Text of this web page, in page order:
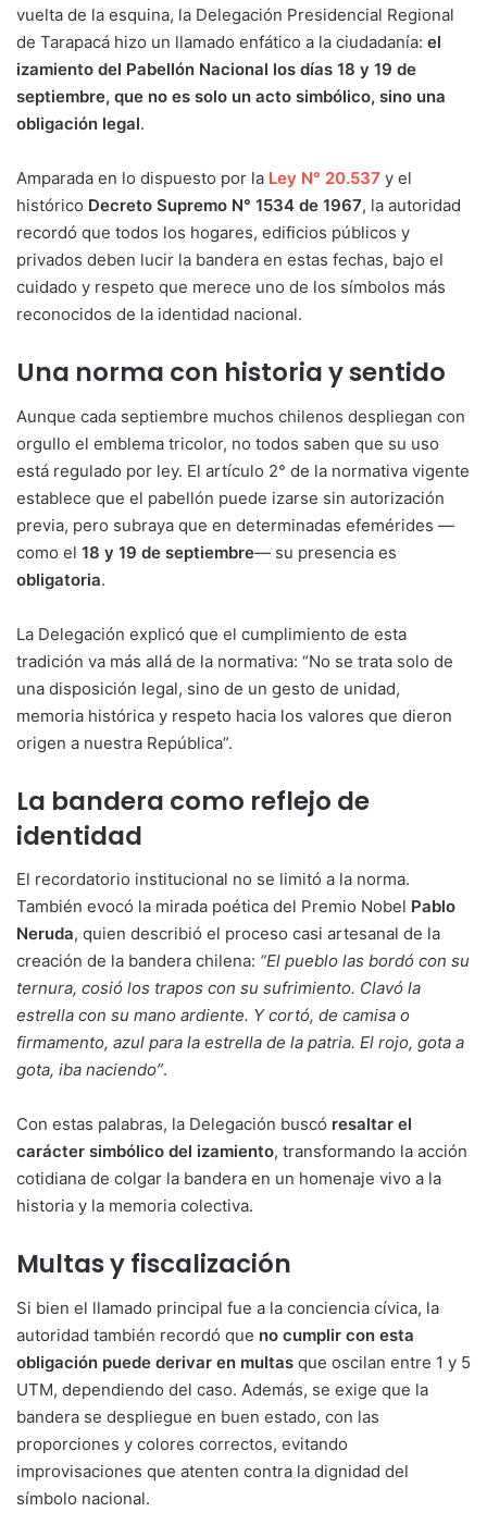
vuelta de la esquina, la Delegación Presidencial Regional
de Tarapacá hizo un llamado enfático a la ciudadanía: el
izamiento del Pabellón Nacional los días 18 y 19 de
septiembre, que no es solo un acto simbólico, sino una
obligación legal.
Amparada en lo dispuesto por la Ley N° 20.537 y el
histórico Decreto Supremo N° 1534 de 1967, la autoridad
recordó que todos los hogares, edificios públicos y
privados deben lucir la bandera en estas fechas, bajo el
cuidado y respeto que merece uno de los símbolos más
reconocidos de la identidad nacional.
Una norma con historia y sentido
Aunque cada septiembre muchos chilenos despliegan con
orgullo el emblema tricolor, no todos saben que su uso
está regulado por ley. El artículo 2° de la normativa vigente
establece que el pabellón puede izarse sin autorización
previa, pero subraya que en determinadas efemérides —
como el 18 y 19 de septiembre— su presencia es
obligatoria.
La Delegación explicó que el cumplimiento de esta
tradición va más allá de la normativa: “No se trata solo de
una disposición legal, sino de un gesto de unidad,
memoria histórica y respeto hacia los valores que dieron
origen a nuestra República”.
La bandera como reflejo de
identidad
El recordatorio institucional no se limitó a la norma.
También evocó la mirada poética del Premio Nobel Pablo
Neruda, quien describió el proceso casi artesanal de la
creación de la bandera chilena: “El pueblo las bordó con su
ternura, cosió los trapos con su sufrimiento. Clavó la
estrella con su mano ardiente. Y cortó, de camisa o
firmamento, azul para la estrella de la patria. El rojo, gota a
gota, iba naciendo”.
Con estas palabras, la Delegación buscó resaltar el
carácter simbólico del izamiento, transformando la acción
cotidiana de colgar la bandera en un homenaje vivo a la
historia y la memoria colectiva.
Multas y fiscalización
Si bien el llamado principal fue a la conciencia cívica, la
autoridad también recordó que no cumplir con esta
obligación puede derivar en multas que oscilan entre 1 y 5
UTM, dependiendo del caso. Además, se exige que la
bandera se despliegue en buen estado, con las
proporciones y colores correctos, evitando
improvisaciones que atenten contra la dignidad del
símbolo nacional.